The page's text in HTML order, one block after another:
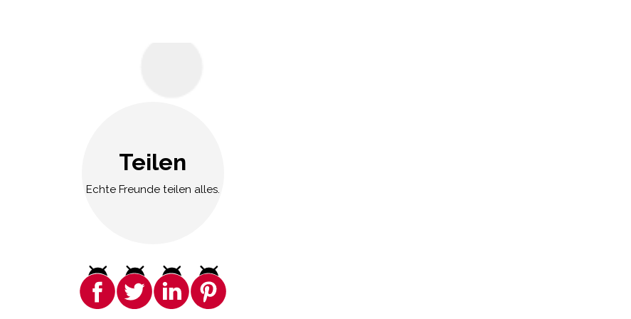
Teilen
Echte Freunde teilen alles.